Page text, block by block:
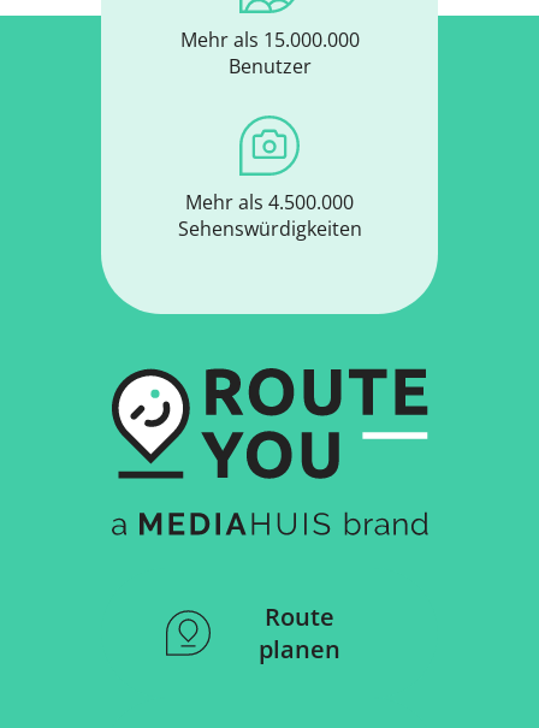
Mehr als 15.000.000
Benutzer
Mehr als 4.500.000
Sehenswürdigkeiten
Route
planen